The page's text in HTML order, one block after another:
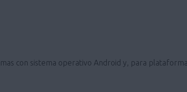
con sistema operativo Android y, para